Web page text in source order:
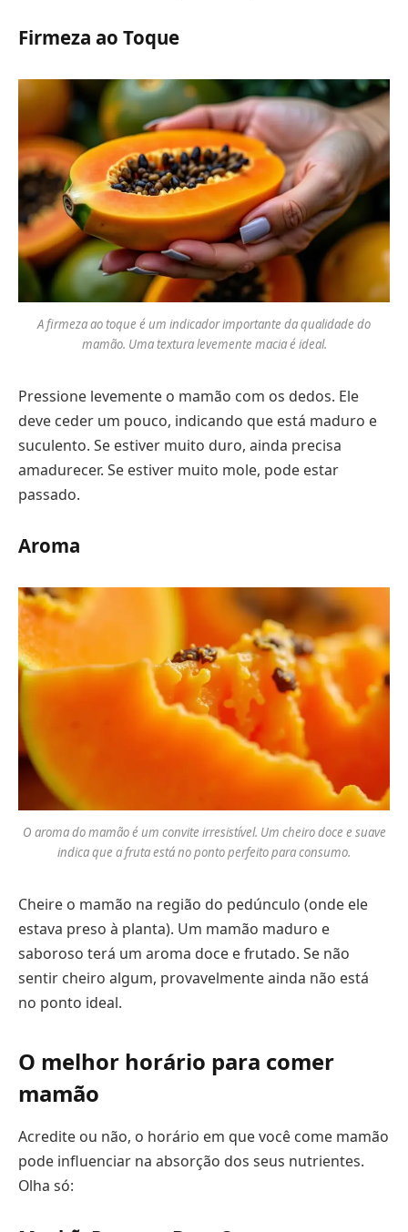
Firmeza ao Toque
A firmeza ao toque é um indicador importante da qualidade do
mamão. Uma textura levemente macia é ideal.
Pressione levemente o mamão com os dedos. Ele
deve ceder um pouco, indicando que está maduro e
suculento. Se estiver muito duro, ainda precisa
amadurecer. Se estiver muito mole, pode estar
passado.
Aroma
O aroma do mamão é um convite irresistível. Um cheiro doce e suave
indica que a fruta está no ponto perfeito para consumo.
Cheire o mamão na região do pedúnculo (onde ele
estava preso à planta). Um mamão maduro e
saboroso terá um aroma doce e frutado. Se não
sentir cheiro algum, provavelmente ainda não está
no ponto ideal.
O melhor horário para comer
mamão
Acredite ou não, o horário em que você come mamão
pode influenciar na absorção dos seus nutrientes.
Olha só: